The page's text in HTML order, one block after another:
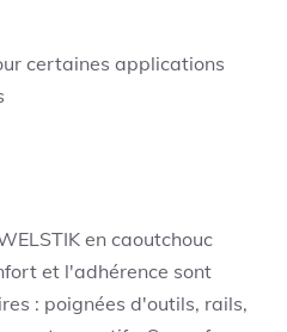
certaines applications
en caoutchouc
et l'adhérence sont
: poignées d'outils, rails,